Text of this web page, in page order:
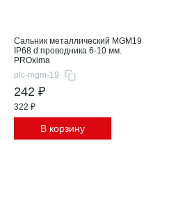
Сальник металлический MGM19
IP68 d проводника 6-10 мм.
PROxima
plc-mgm-19
242 ₽
322 ₽
В корзину